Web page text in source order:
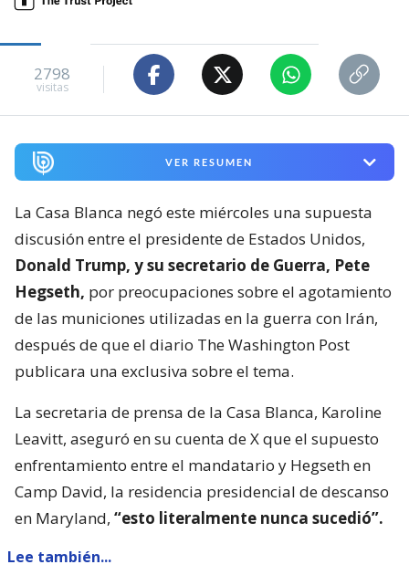
2798
visitas
VER RESUMEN
La Casa Blanca negó este miércoles una supuesta
discusión entre el presidente de Estados Unidos,
Donald Trump, y su secretario de Guerra, Pete
Hegseth, por preocupaciones sobre el agotamiento
de las municiones utilizadas en la guerra con Irán,
después de que el diario The Washington Post
publicara una exclusiva sobre el tema.
La secretaria de prensa de la Casa Blanca, Karoline
Leavitt, aseguró en su cuenta de X que el supuesto
enfrentamiento entre el mandatario y Hegseth en
Camp David, la residencia presidencial de descanso
en Maryland, “esto literalmente nunca sucedió”.
Lee también...